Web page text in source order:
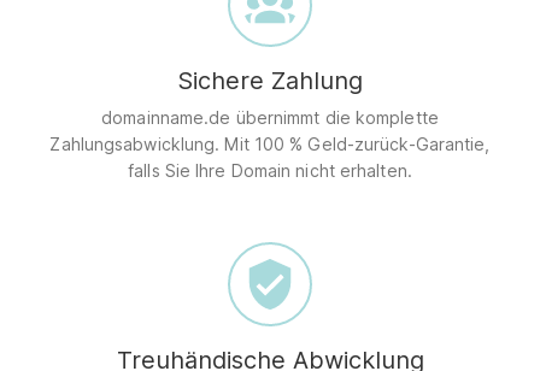
Sichere Zahlung
domainname.de übernimmt die komplette
Zahlungsabwicklung. Mit 100 % Geld-zurück-Garantie,
falls Sie Ihre Domain nicht erhalten.
Treuhändische Abwicklung